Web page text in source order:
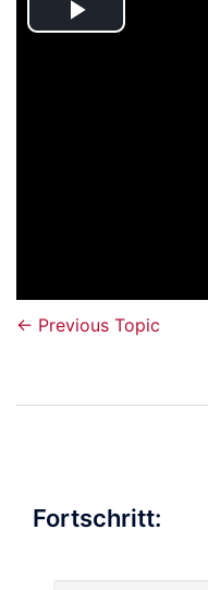
Play
← Previous Topic
Fortschritt: